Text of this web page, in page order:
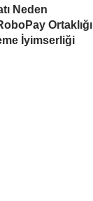
Neden
Ortaklığı
İyimserliği